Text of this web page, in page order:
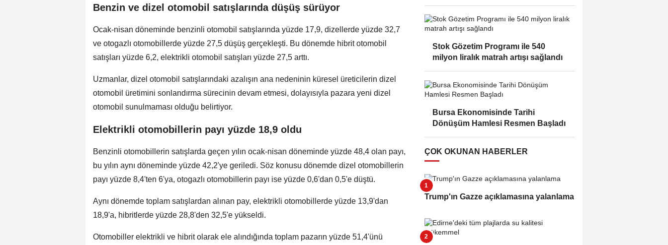
Benzin ve dizel otomobil satışlarında düşüş sürüyor
Ocak-nisan döneminde benzinli otomobil satışlarında yüzde 17,9, dizellerde yüzde 32,7
ve otogazlı otomobillerde yüzde 27,5 düşüş gerçekleşti. Bu dönemde hibrit otomobil
satışları yüzde 6,2, elektrikli otomobil satışları yüzde 27,5 arttı.
Uzmanlar, dizel otomobil satışlarındaki azalışın ana nedeninin küresel üreticilerin dizel
otomobil üretimini sonlandırma sürecinin devam etmesi, dolayısıyla pazara yeni dizel
otomobil sunulmaması olduğu belirtiyor.
Elektrikli otomobillerin payı yüzde 18,9 oldu
Benzinli otomobillerin satışlarda geçen yılın ocak-nisan döneminde yüzde 48,4 olan payı,
bu yılın aynı döneminde yüzde 42,2'ye geriledi. Söz konusu dönemde dizel otomobillerin
payı yüzde 8,4'ten 6'ya, otogazlı otomobillerin payı ise yüzde 0,6'dan 0,5'e düştü.
Aynı dönemde toplam satışlardan alınan pay, elektrikli otomobillerde yüzde 13,9'dan
18,9'a, hibritlerde yüzde 28,8'den 32,5'e yükseldi.
Otomobiller elektrikli ve hibrit olarak ele alındığında toplam pazarın yüzde 51,4'ünü
Stok Gözetim Programı ile 540
milyon liralık matrah artışı sağlandı
Bursa Ekonomisinde Tarihi
Dönüşüm Hamlesi Resmen Başladı
ÇOK OKUNAN HABERLER
Trump'ın Gazze açıklamasına yalanlama